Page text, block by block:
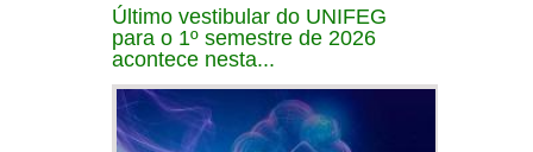
Último vestibular do UNIFEG
para o 1º semestre de 2026
acontece nesta...